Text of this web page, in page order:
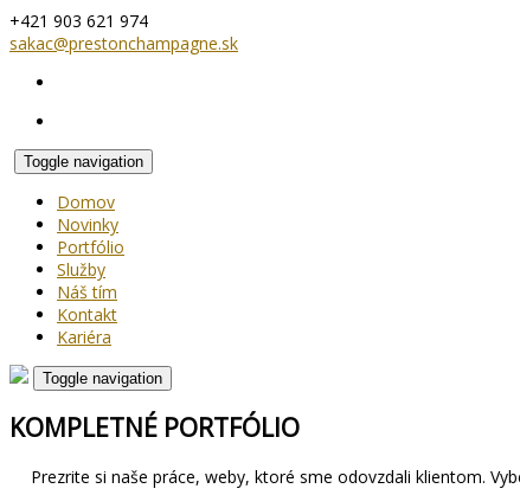
+421 903 621 974
sakac@prestonchampagne.sk
Toggle navigation
Domov
Novinky
Portfólio
Služby
Náš tím
Kontakt
Kariéra
Toggle navigation
KOMPLETNÉ PORTFÓLIO
Prezrite si naše práce, weby, ktoré sme odovzdali klientom.